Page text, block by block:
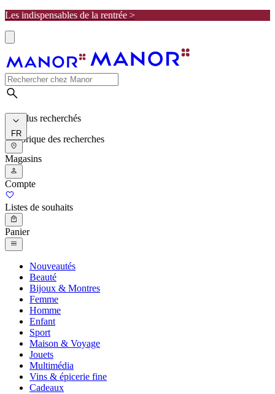
Les indispensables de la rentrée >
Les plus recherchés
Historique des recherches
FR
Magasins
Compte
Listes de souhaits
Panier
Nouveautés
Beauté
Bijoux & Montres
Femme
Homme
Enfant
Sport
Maison & Voyage
Jouets
Multimédia
Vins & épicerie fine
Cadeaux